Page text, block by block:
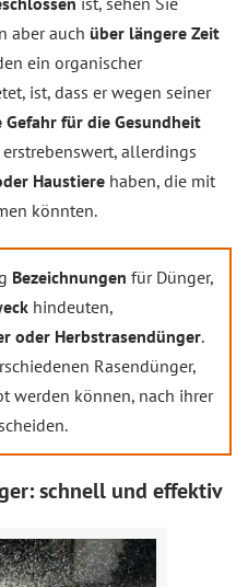
aber auch über längere Zeit
ein organischer
ist, dass er wegen seiner
Gefahr für die Gesundheit
allerdings
Haustiere haben, die mit
könnten.
Bezeichnungen für Dünger,
hindeuten,
oder Herbstrasendünger.
Rasendünger,
werden können, nach ihrer
schnell und effektiv